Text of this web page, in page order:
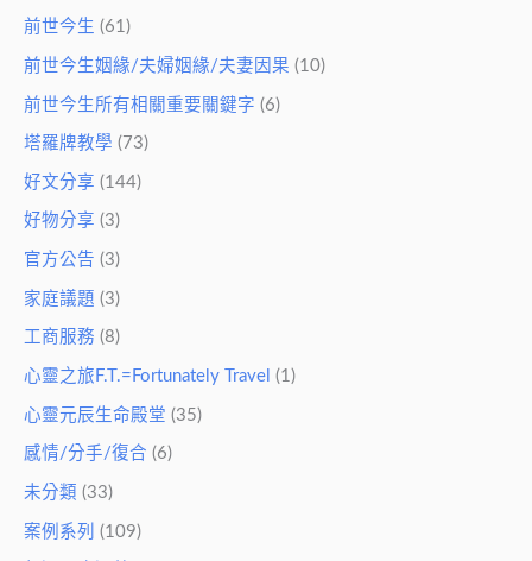
前世今生 (61)
前世今生姻緣/夫婦姻緣/夫妻因果 (10)
前世今生所有相關重要關鍵字 (6)
塔羅牌教學 (73)
好文分享 (144)
好物分享 (3)
官方公告 (3)
家庭議題 (3)
工商服務 (8)
心靈之旅F.T.=Fortunately Travel (1)
心靈元辰生命殿堂 (35)
感情/分手/復合 (6)
未分類 (33)
案例系列 (109)